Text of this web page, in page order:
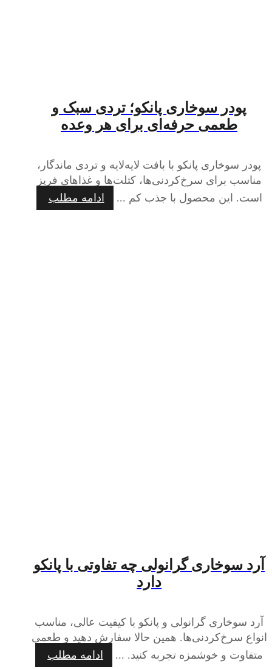
پودر سوخاری پانکو؛ تردی سبک و
طعمی حرفه‌ای برای هر وعده
پودر سوخاری پانکو با بافت لایه‌لایه و تردی ماندگار،
مناسب برای سرخ‌کردنی‌ها، کتلت‌ها و غذاهای فرپز
است. این محصول با جذب کم ...
ادامه مطلب
آرد سوخاری گرانولی چه تفاوتی با پانکو
دارد
آرد سوخاری گرانولی و پانکو با کیفیت عالی، مناسب
انواع سرخ‌کردنی‌ها. همین حالا سفارش دهید و طعمی
متفاوت و خوشمزه تجربه کنید. ...
ادامه مطلب